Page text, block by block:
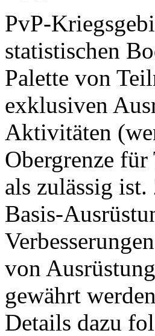
PvP-
statistischen
Palette von
exklusiven
Aktivitäten
Obergrenze
als zulässig
Basis-
von
gewährt
Details dazu